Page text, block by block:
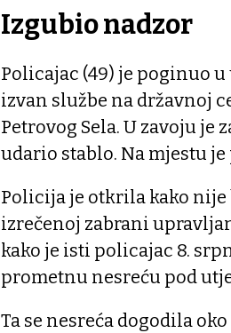
Izgubio nadzor
Policajac (49) je poginuo
izvan službe na državnoj
Petrovog Sela. U zavoju
udario stablo. Na mjestu
Policija je otkrila kako nije
izrečenoj zabrani
kako je isti policajac 8.
prometnu nesreću pod
Ta se nesreća dogodila